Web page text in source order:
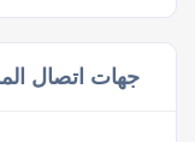
جهات اتصال